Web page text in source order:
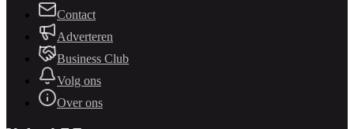
Contact
Adverteren
Business Club
Volg ons
Over ons